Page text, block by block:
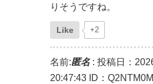
りそうですね。
Like +2
名前:匿名: 投稿日：
20:47:43 ID：